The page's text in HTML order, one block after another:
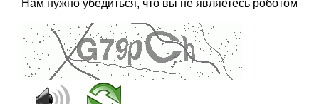
Нам нужно убедиться, что вы не являетесь роботом